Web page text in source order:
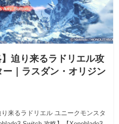
】迫り来るラドリエル攻
｜ラスダン・オリジン
り来るラドリエル ユニークモンスタ